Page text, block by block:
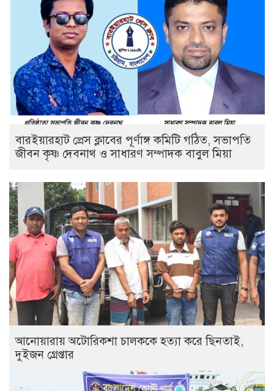
বারইয়ারহাট প্রেস ক্লাবের পূর্ণাঙ্গ কমিটি গঠিত, সভাপতি
জীবন কৃষ্ণ দেবনাথ ও সাধারণ সম্পাদক বাবুল মিয়া
আনোয়ারায় অটোরিকশা চালককে হত্যা করে ছিনতাই,
দুইজন গ্রেপ্তার